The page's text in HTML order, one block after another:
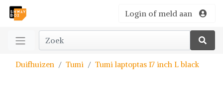
Login of meld aan
Duifhuizen Tumi Tumi laptoptas 17 inch L black